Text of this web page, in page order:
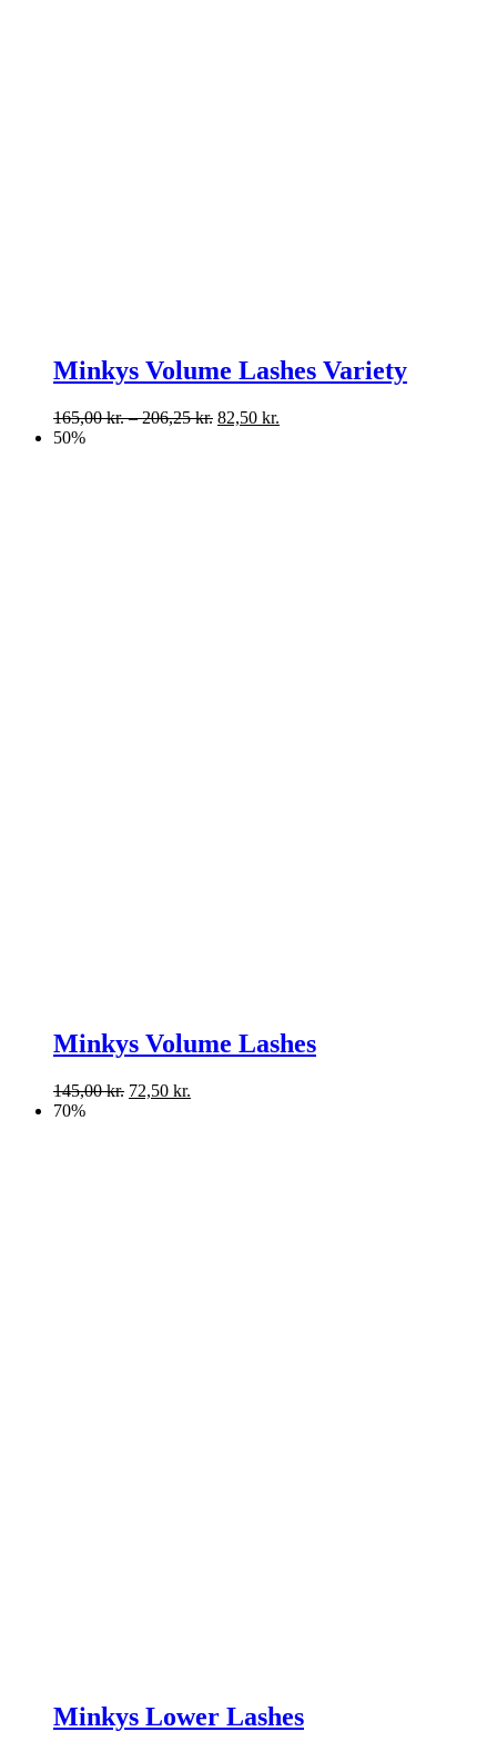
Minkys Volume Lashes Variety
165,00kr. – 206,25kr.Prisinterval:
82,50 kr.
50%
Minkys Volume Lashes
145,00kr. 72,50 kr.
70%
Minkys Lower Lashes